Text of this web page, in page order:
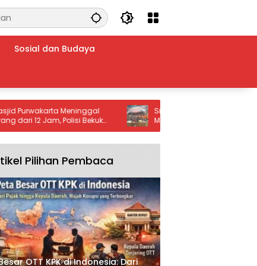
Sosial dan Budaya
Meninggal
Jam, Polisi Bekuk
Siaga Karhutla 2026! Kecamatan
Majenang Cilacap Gelar Apel
Cegah Kebakaran Hutan
Pilihan Pembaca
OTT KPK di Indonesia: Dari